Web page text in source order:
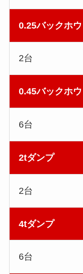
0.25バックホウ
2台
0.45バックホウ
6台
2tダンプ
2台
4tダンプ
6台